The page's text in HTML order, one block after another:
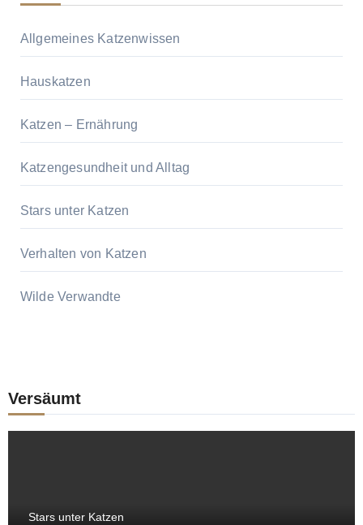
Allgemeines Katzenwissen
Hauskatzen
Katzen – Ernährung
Katzengesundheit und Alltag
Stars unter Katzen
Verhalten von Katzen
Wilde Verwandte
Versäumt
Stars unter Katzen